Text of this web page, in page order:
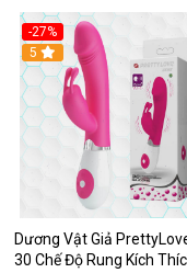
-27%
Hot
5
Dương Vật Giả
30 Chế Độ Rung Kích